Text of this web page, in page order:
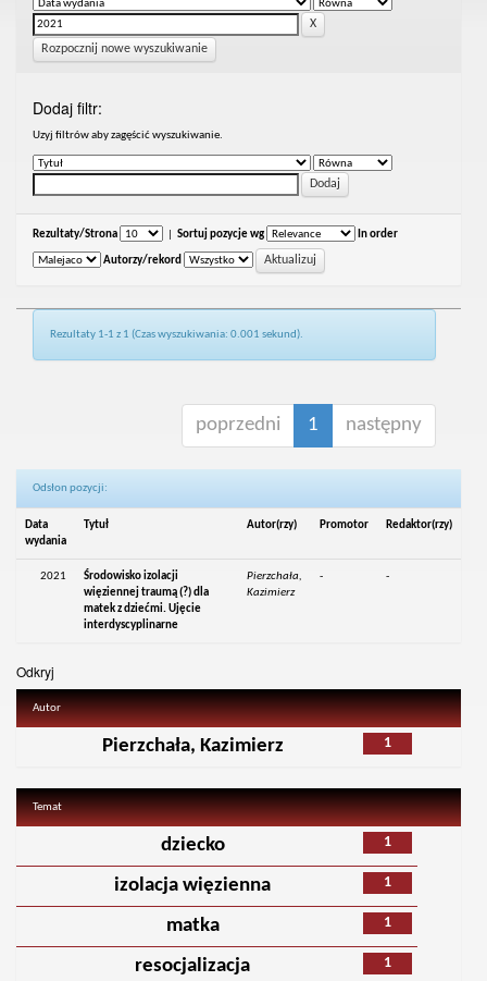
Rozpocznij nowe wyszukiwanie
Dodaj filtr:
Uzyj filtrów aby zagęścić wyszukiwanie.
Rezultaty/Strona Sortuj pozycje wg In order
Autorzy/rekord
Rezultaty 1-1 z 1 (Czas wyszukiwania: 0.001 sekund).
poprzedni 1 następny
Odsłon pozycji:
Data
wydania
Tytuł Autor(rzy) Promotor Redaktor(rzy)
2021
Środowisko izolacji
więziennej traumą (?) dla
matek z dziećmi. Ujęcie
interdyscyplinarne
Pierzchała,
Kazimierz
- -
Odkryj
Autor
1
Pierzchała, Kazimierz
Temat
1
dziecko
1
izolacja więzienna
1
matka
1
resocjalizacja